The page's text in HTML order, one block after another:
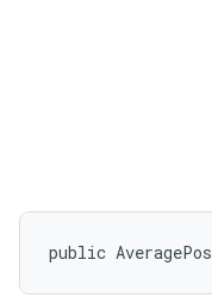
public